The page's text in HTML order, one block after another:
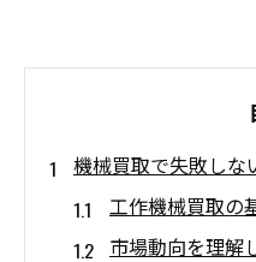
機械買取で失敗しな
工作機械買取の
市場動向を理解